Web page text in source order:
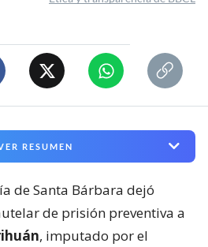
RESUMEN
de Santa Bárbara dejó
de prisión preventiva a
, imputado por el